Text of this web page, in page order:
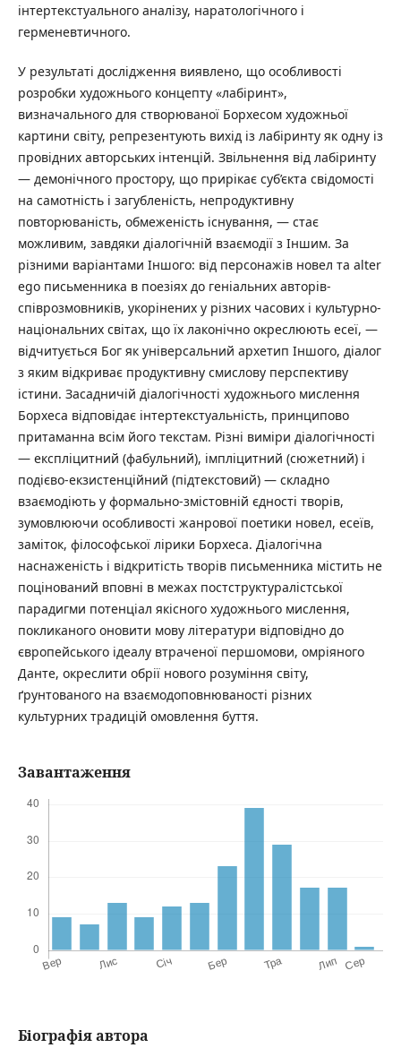
інтертекстуального аналізу, наратологічного і
герменевтичного.
У результаті дослідження виявлено, що особливості
розробки художнього концепту «лабіринт»,
визначального для створюваної Борхесом художньої
картини світу, репрезентують вихід із лабіринту як одну із
провідних авторських інтенцій. Звільнення від лабіринту
— демонічного простору, що прирікає суб’єкта свідомості
на самотність і загубленість, непродуктивну
повторюваність, обмеженість існування, — стає
можливим, завдяки діалогічній взаємодії з Іншим. За
різними варіантами Іншого: від персонажів новел та alter
ego письменника в поезіях до геніальних авторів-
співрозмовників, укорінених у різних часових і культурно-
національних світах, що їх лаконічно окреслюють есеї, —
відчитується Бог як універсальний архетип Іншого, діалог
з яким відкриває продуктивну смислову перспективу
істини. Засадничій діалогічності художнього мислення
Борхеса відповідає інтертекстуальність, принципово
притаманна всім його текстам. Різні виміри діалогічності
— експліцитний (фабульний), імпліцитний (сюжетний) і
подієво-екзистенційний (підтекстовий) — складно
взаємодіють у формально-змістовній єдності творів,
зумовлюючи особливості жанрової поетики новел, есеїв,
заміток, філософської лірики Борхеса. Діалогічна
наснаженість і відкритість творів письменника містить не
поцінований вповні в межах постструктуралістської
парадигми потенціал якісного художнього мислення,
покликаного оновити мову літератури відповідно до
європейського ідеалу втраченої першомови, омріяного
Данте, окреслити обрії нового розуміння світу,
ґрунтованого на взаємодоповнюваності різних
культурних традицій омовлення буття.
Завантаження
Біографія автора